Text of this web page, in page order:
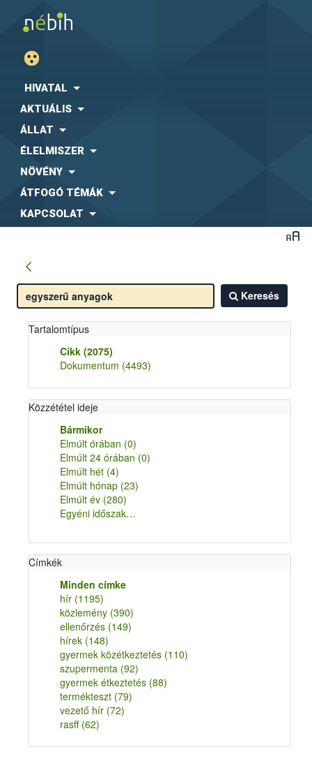
HIVATAL
AKTUÁLIS
ÁLLAT
ÉLELMISZER
NÖVÉNY
ÁTFOGÓ TÉMÁK
KAPCSOLAT
Keresés
Tartalomtípus
Cikk (2075)
Dokumentum (4493)
Közzététel ideje
Bármikor
Elmúlt órában (0)
Elmúlt 24 órában (0)
Elmúlt hét (4)
Elmúlt hónap (23)
Elmúlt év (280)
Egyéni időszak…
Címkék
Minden címke
hír (1195)
közlemény (390)
ellenőrzés (149)
hírek (148)
gyermek közétkeztetés (110)
szupermenta (92)
gyermek étkeztetés (88)
termékteszt (79)
vezető hír (72)
rasff (62)